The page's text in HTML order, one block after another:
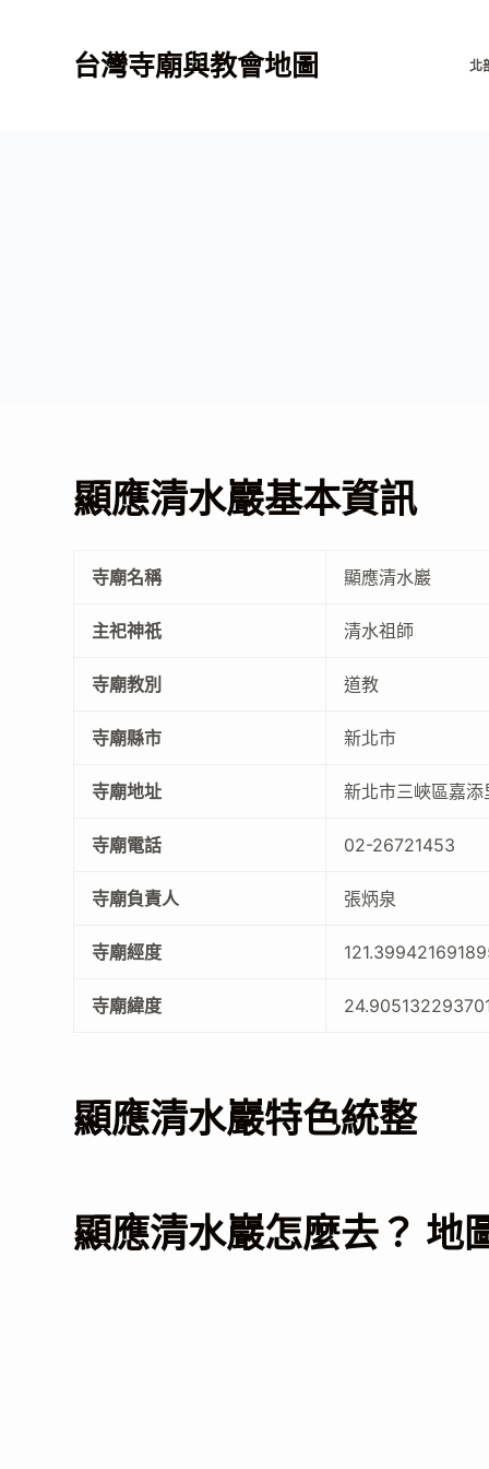
台灣寺廟與教會地圖 北
顯應清水巖基本資訊
寺廟名稱 顯應清水巖
主祀神祇 清水祖師
寺廟教別 道教
寺廟縣市 新北市
寺廟地址 新北市三峽區嘉
寺廟電話 02-26721453
寺廟負責人 張炳泉
寺廟經度
寺廟緯度
顯應清水巖特色統整
顯應清水巖怎麼去？ 地